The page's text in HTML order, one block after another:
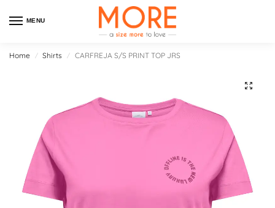
MENU
Home / Shirts / CARFREJA S/S PRINT TOP JRS